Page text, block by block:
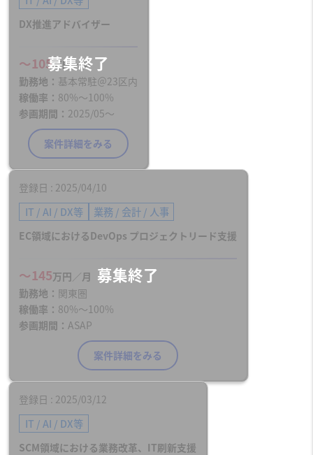
DX推進アドバイザー
〜105万円／月
勤務地
基本常駐＠23区内
稼働率
80%〜100%
参画期間
2025/05～
案件詳細をみる
登録日 2025/04/10
IT / AI / DX等 業務 / 会計 / 人事
EC領域におけるDevOps プロジェクトリード支援
〜145万円／月
勤務地
関東圏
稼働率
80%〜100%
参画期間
ASAP
案件詳細をみる
登録日 2025/03/12
IT / AI / DX等
SCM領域における業務改革、IT刷新支援